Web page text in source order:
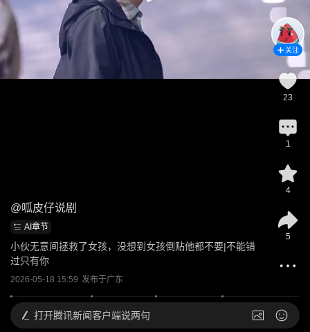
@呱皮仔说剧
AI章节
小伙无意间拯救了女孩，没想到女孩倒贴他都不要|不能错
过只有你
2026-05-18 15:59 发布于广东
关注
23
1
4
5
打开腾讯新闻客户端说两句